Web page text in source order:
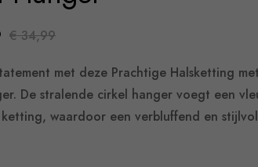
€ 34,99
met deze Prachtige Halsketting
De stralende cirkel hanger voegt een
waardoor een verbluffend en